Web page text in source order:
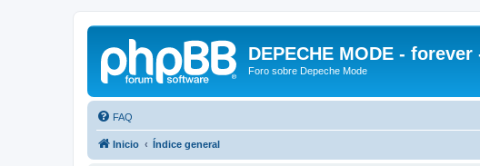
DEPECHE MODE - forever
Foro sobre Depeche Mode
FAQ
Inicio Índice general